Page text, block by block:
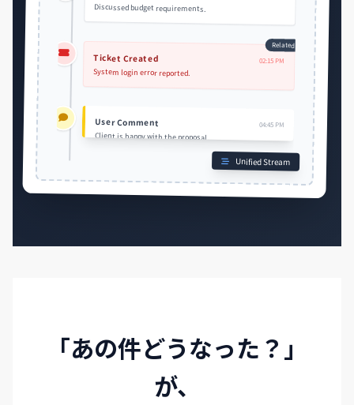
Discussed budget requirements.
Related
Ticket Created 02:15 PM
System login error reported.
User Comment 04:45 PM
Client is happy with the proposal.
Unified Stream
「あの件どうなった？」
が、